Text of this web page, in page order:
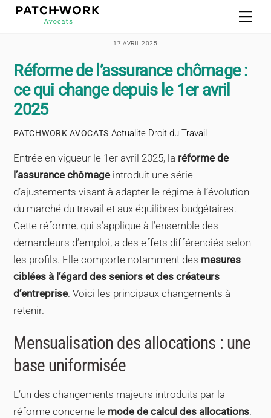
Skip
17 AVRIL 2025
Réforme de l’assurance chômage :
ce qui change depuis le 1er avril
2025
PATCHWORK AVOCATS Actualite Droit du Travail
Entrée en vigueur le 1er avril 2025, la réforme de
l’assurance chômage introduit une série
d’ajustements visant à adapter le régime à l’évolution
du marché du travail et aux équilibres budgétaires.
Cette réforme, qui s’applique à l’ensemble des
demandeurs d’emploi, a des effets différenciés selon
les profils. Elle comporte notamment des mesures
ciblées à l’égard des seniors et des créateurs
d’entreprise. Voici les principaux changements à
retenir.
Mensualisation des allocations : une
base uniformisée
L’un des changements majeurs introduits par la
réforme concerne le mode de calcul des allocations.